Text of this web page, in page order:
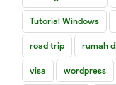
Tutorial Windows
road trip rumah
visa wordpress